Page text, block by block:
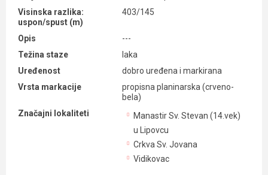
Visinska razlika:
uspon/spust (m)
403/145
Opis
---
Težina staze
laka
Uređenost
dobro uređena i markirana
Vrsta markacije
propisna planinarska (crveno-
bela)
Značajni lokaliteti
Manastir Sv. Stevan (14.vek)
u Lipovcu
Crkva Sv. Jovana
Vidikovac